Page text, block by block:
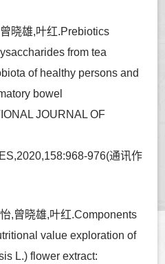
晓雄,叶红.Prebiotics
from tea
of healthy persons and
bowel
JOURNAL OF
976(通讯作
,曾晓雄,叶红.Components
value exploration of
L.) flower extract: